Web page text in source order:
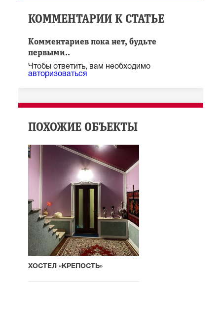
КОММЕНТАРИИ К СТАТЬЕ
Комментариев пока нет, будьте
первыми..
Чтобы ответить, вам необходимо
авторизоваться
ПОХОЖИЕ ОБЪЕКТЫ
ХОСТЕЛ «КРЕПОСТЬ»